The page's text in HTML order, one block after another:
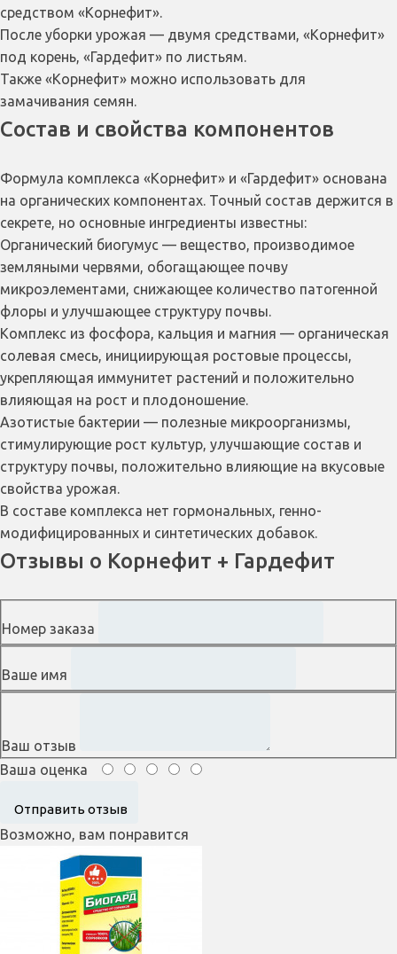
средством «Корнефит».
После уборки урожая — двумя средствами, «Корнефит»
под корень, «Гардефит» по листьям.
Также «Корнефит» можно использовать для
замачивания семян.
Состав и свойства компонентов
Формула комплекса «Корнефит» и «Гардефит» основана
на органических компонентах. Точный состав держится в
секрете, но основные ингредиенты известны:
Органический биогумус — вещество, производимое
земляными червями, обогащающее почву
микроэлементами, снижающее количество патогенной
флоры и улучшающее структуру почвы.
Комплекс из фосфора, кальция и магния — органическая
солевая смесь, инициирующая ростовые процессы,
укрепляющая иммунитет растений и положительно
влияющая на рост и плодоношение.
Азотистые бактерии — полезные микроорганизмы,
стимулирующие рост культур, улучшающие состав и
структуру почвы, положительно влияющие на вкусовые
свойства урожая.
В составе комплекса нет гормональных, генно-
модифицированных и синтетических добавок.
Отзывы о Корнефит + Гардефит
Номер заказа
Ваше имя
Ваш отзыв
Ваша оценка
Возможно, вам понравится